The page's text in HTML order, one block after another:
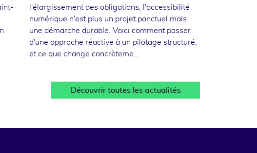
l'élargissement des obligations, l'accessibilité
numérique n'est plus un projet ponctuel mais
une démarche durable. Voici comment passer
d'une approche réactive à un pilotage structuré,
et ce que change concrèteme…
Découvrir toutes les actualités